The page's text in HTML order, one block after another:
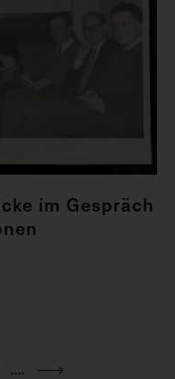
im Gespräch
....